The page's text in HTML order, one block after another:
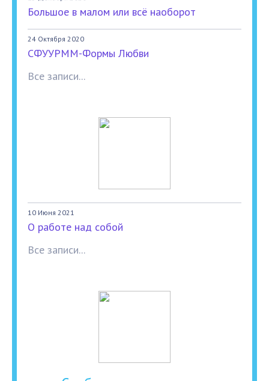
Большое в малом или всё наоборот
24 Октября 2020
СФУУРММ-Формы Любви
Все записи...
10 Июня 2021
О работе над собой
Все записи...